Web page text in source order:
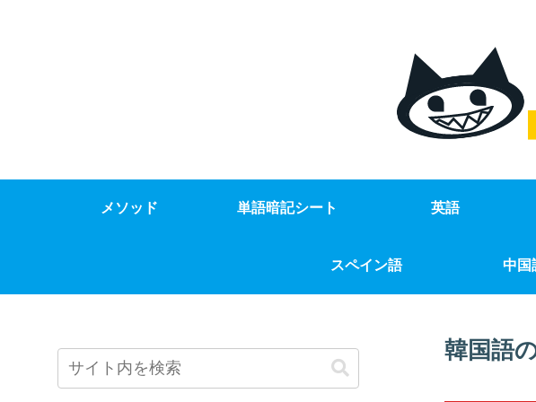
メソッド 単語暗記シート 英語
スペイン語 中国
韓国語